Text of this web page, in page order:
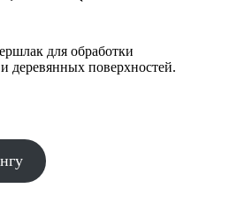
для обработки
деревянных поверхностей.